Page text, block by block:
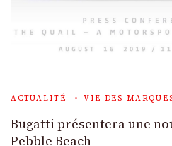
ACTUALITÉ VIE DES
Bugatti présentera une
Pebble Beach